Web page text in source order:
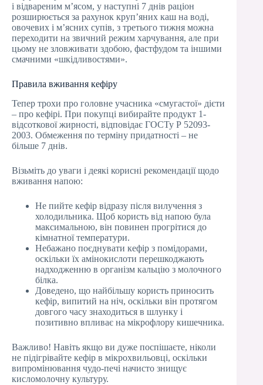
і відвареним м’ясом, у наступні 7 днів раціон
розширюється за рахунок круп’яних каш на воді,
овочевих і м’ясних супів, з третього тижня можна
переходити на звичний режим харчування, але при
цьому не зловживати здобою, фастфудом та іншими
смачними «шкідливостями».
Правила вживання кефіру
Тепер трохи про головне учасника «смугастої» дієти
– про кефірі. При покупці вибирайте продукт 1-
відсоткової жирності, відповідає ГОСТу Р 52093-
2003. Обмеження по терміну придатності – не
більше 7 днів.
Візьміть до уваги і деякі корисні рекомендації щодо
вживання напою:
Не пийте кефір відразу після вилучення з
холодильника. Щоб користь від напою була
максимальною, він повинен прогрітися до
кімнатної температури.
Небажано поєднувати кефір з помідорами,
оскільки їх амінокислоти перешкоджають
надходженню в організм кальцію з молочного
білка.
Доведено, що найбільшу користь приносить
кефір, випитий на ніч, оскільки він протягом
довгого часу знаходиться в шлунку і
позитивно впливає на мікрофлору кишечника.
Важливо! Навіть якщо ви дуже поспішаєте, ніколи
не підігрівайте кефір в мікрохвильовці, оскільки
випромінювання чудо-печі начисто знищує
кисломолочну культуру.